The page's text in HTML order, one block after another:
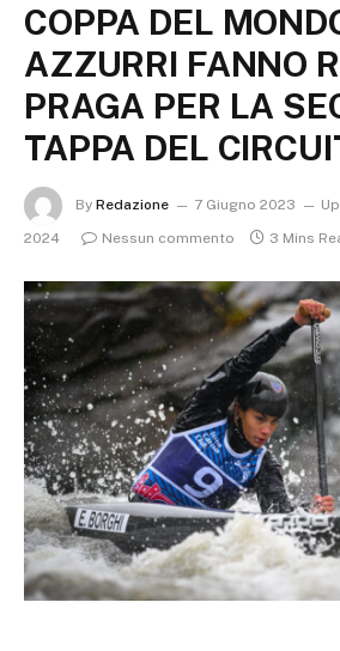
COPPA DEL
AZZURRI FANNO
PRAGA PER LA
TAPPA DEL
By Redazione 7 Giugno 2023
2024
Nessun commento 3 Mins